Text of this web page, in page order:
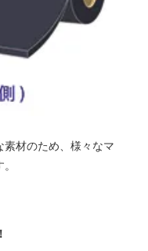
材のため、様々なマ